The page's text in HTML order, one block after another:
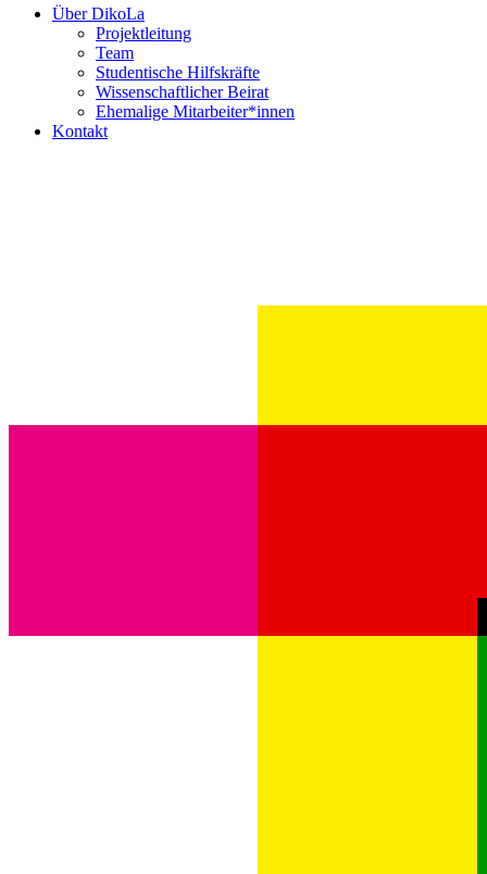
Über DikoLa
Projektleitung
Team
Studentische Hilfskräfte
Wissenschaftlicher Beirat
Ehemalige Mitarbeiter*innen
Kontakt